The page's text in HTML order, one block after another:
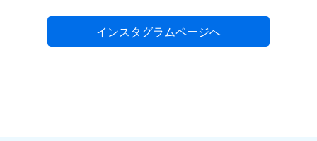
インスタグラムページへ